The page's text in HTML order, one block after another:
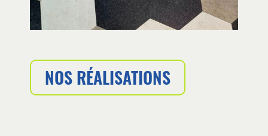
NOS RÉALISATIONS